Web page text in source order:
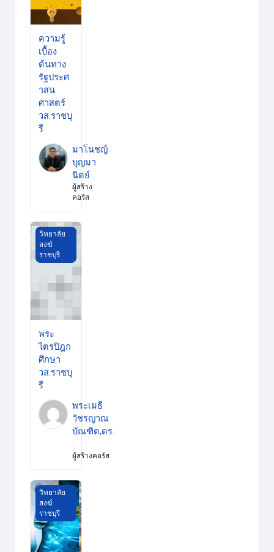
ความรู้
เบื้อง
ต้นทาง
รัฐประศ
าสน
ศาสตร์
วส.ราชบุ
รี
มาโนชญ์
บุญมา
นิตย์ .
ผู้สร้าง
คอร์ส
พระไตรปิฎกศึกษา วส.ราชบุรี
วิทยาลัย
สงฆ์
ราชบุรี
พระ
ไตรปิฎก
ศึกษา
วส.ราชบุ
รี
พระเมธี
วัชรญาณ
บัณฑิต,ดร.
.
ผู้สร้างคอร์ส
พุทธปรัชญาเถรวาท วส.ราชบุรี
วิทยาลัย
สงฆ์
ราชบุรี